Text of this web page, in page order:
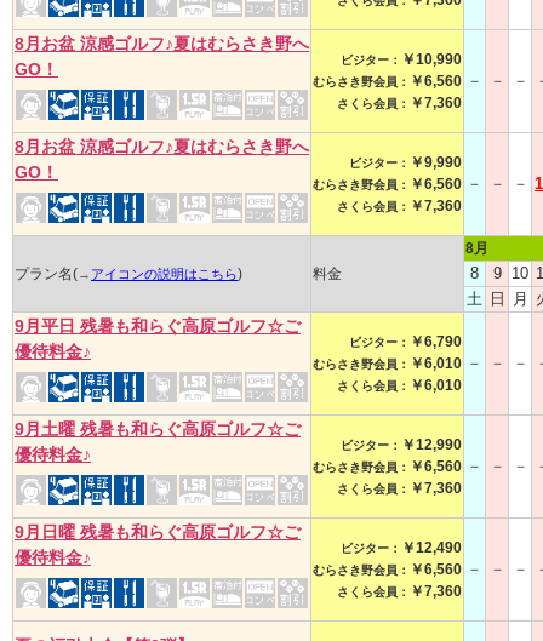
8月お盆 涼感ゴルフ♪夏はむらさき野へ
GO！
ビジター： ￥10,990
むらさき野会員： ￥6,560
さくら会員： ￥7,360
－ － －
8月お盆 涼感ゴルフ♪夏はむらさき野へ
GO！
ビジター： ￥9,990
むらさき野会員： ￥6,560
さくら会員： ￥7,360
－ － －
プラン名(→ アイコンの説明はこちら) 料金
8月
8 9 10
土 日 月
9月平日 残暑も和らぐ高原ゴルフ☆ご
優待料金♪
ビジター： ￥6,790
むらさき野会員： ￥6,010
さくら会員： ￥6,010
－ － －
9月土曜 残暑も和らぐ高原ゴルフ☆ご
優待料金♪
ビジター： ￥12,990
むらさき野会員： ￥6,560
さくら会員： ￥7,360
－ － －
9月日曜 残暑も和らぐ高原ゴルフ☆ご
優待料金♪
ビジター： ￥12,490
むらさき野会員： ￥6,560
さくら会員： ￥7,360
－ － －